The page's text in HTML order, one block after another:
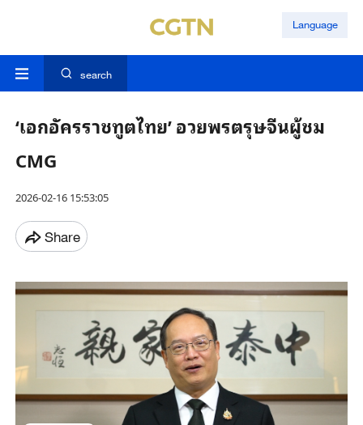
Language
search
‘เอกอัครราชทูตไทย’ อวยพรตรุษจีนผู้ชม
CMG
2026-02-16 15:53:05
Share